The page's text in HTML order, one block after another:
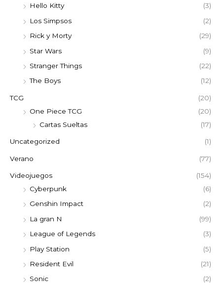
Hello Kitty
(3)
Los Simpsos
(2)
Rick y Morty
(29)
Star Wars
(9)
Stranger Things
(22)
The Boys
(12)
TCG
(20)
One Piece TCG
(20)
Cartas Sueltas
(17)
Uncategorized (1)
Verano (77)
Videojuegos
(154)
Cyberpunk
(6)
Genshin Impact
(2)
La gran N
(99)
League of Legends
(3)
Play Station
(5)
Resident Evil
(21)
Sonic
(2)